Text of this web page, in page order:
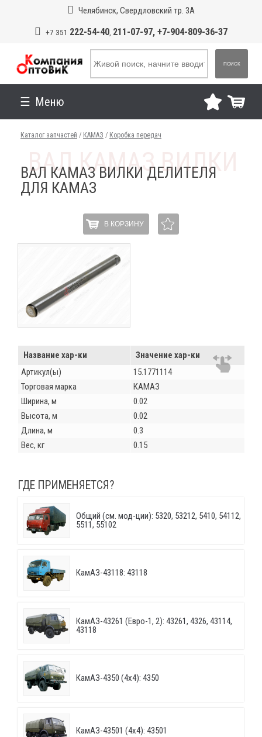
Челябинск, Свердловский тр. 3А
+7 351 222-54-40, 211-07-97, +7-904-809-36-37
ПОИСК
Меню
Каталог запчастей / КАМАЗ / Коробка передач
ВАЛ КАМАЗ ВИЛКИ ДЕЛИТЕЛЯ
ДЛЯ КАМАЗ
В КОРЗИНУ
Название хар-ки
Значение хар-ки
Артикул(ы)
15.1771114
Торговая марка
КАМАЗ
Ширина, м
0.02
Высота, м
0.02
Длина, м
0.3
Вес, кг
0.15
ГДЕ ПРИМЕНЯЕТСЯ?
Общий (см. мод-ции): 5320, 53212, 5410, 54112,
5511, 55102
КамАЗ-43118: 43118
КамАЗ-43261 (Евро-1, 2): 43261, 4326, 43114,
43118
КамАЗ-4350 (4х4): 4350
КамАЗ-43501 (4х4): 43501